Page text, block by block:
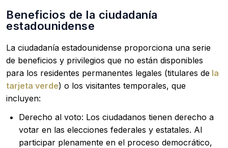
Beneficios de la ciudadanía
estadounidense
La ciudadanía estadounidense proporciona una serie
de beneficios y privilegios que no están disponibles
para los residentes permanentes legales (titulares de la
tarjeta verde) o los visitantes temporales, que
incluyen:
Derecho al voto: Los ciudadanos tienen derecho a
votar en las elecciones federales y estatales. Al
participar plenamente en el proceso democrático,